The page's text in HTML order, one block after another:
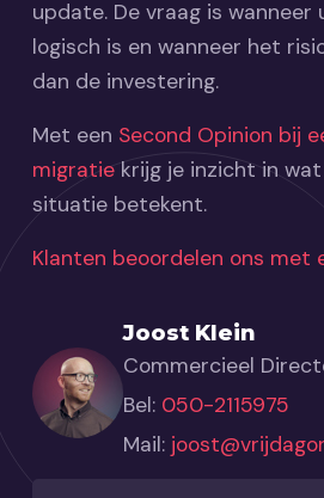
update. De vraag is wanneer
logisch is en wanneer het
dan de investering.
Met een Second Opinion bij
migratie krijg je inzicht in
situatie betekent.
Klanten beoordelen ons met
Joost Klein
Commercieel
Bel: 050-2115975
Mail: